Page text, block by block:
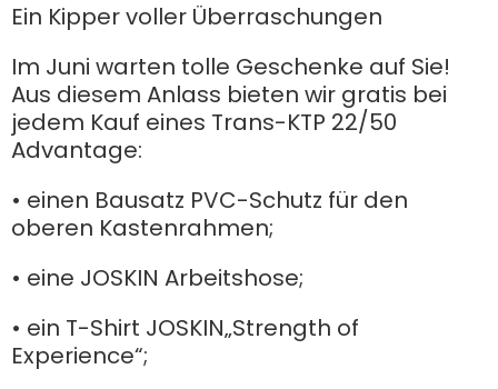
JOBS
KONTAKT
MyJOSKIN
Română
Magyar
Ein Kipper voller Überraschungen
Im Juni warten tolle Geschenke auf Sie!
Aus diesem Anlass bieten wir gratis bei
jedem Kauf eines Trans-KTP 22/50
Advantage:
• einen Bausatz PVC-Schutz für den
oberen Kastenrahmen;
• eine JOSKIN Arbeitshose;
• ein T-Shirt JOSKIN„Strength of
Experience“;